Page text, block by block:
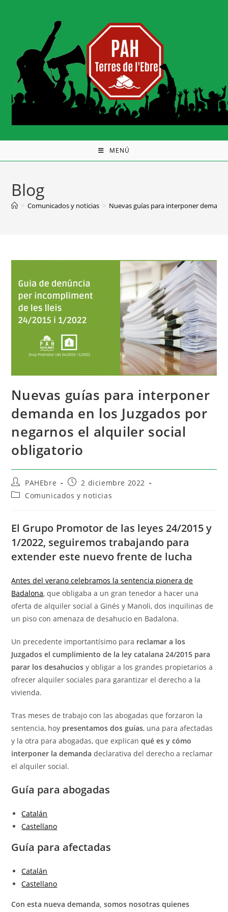
MENÚ
Blog
> Comunicados y noticias > Nuevas guías para interponer
Nuevas guías para interponer
demanda en los Juzgados por
negarnos el alquiler social
obligatorio
PAHEbre
2 diciembre 2022
Comunicados y noticias
El Grupo Promotor de las leyes 24/2015 y
1/2022, seguiremos trabajando para
extender este nuevo frente de lucha
Antes del verano celebramos la sentencia pionera de
Badalona, que obligaba a un gran tenedor a hacer una
oferta de alquiler social a Ginés y Manoli, dos inquilinas de
un piso con amenaza de desahucio en Badalona.
Un precedente importantísimo para reclamar a los
Juzgados el cumplimiento de la ley catalana 24/2015 para
parar los desahucios y obligar a los grandes propietarios a
ofrecer alquiler sociales para garantizar el derecho a la
vivienda.
Tras meses de trabajo con las abogadas que forzaron la
sentencia, hoy presentamos dos guías, una para afectadas
y la otra para abogadas, que explicanqué es y cómo
interponer la demanda declarativa del derecho a reclamar
el alquiler social.
Guía para abogadas
Catalán
Castellano
Guía para afectadas
Catalán
Castellano
Con esta nueva demanda, somos nosotras quienes